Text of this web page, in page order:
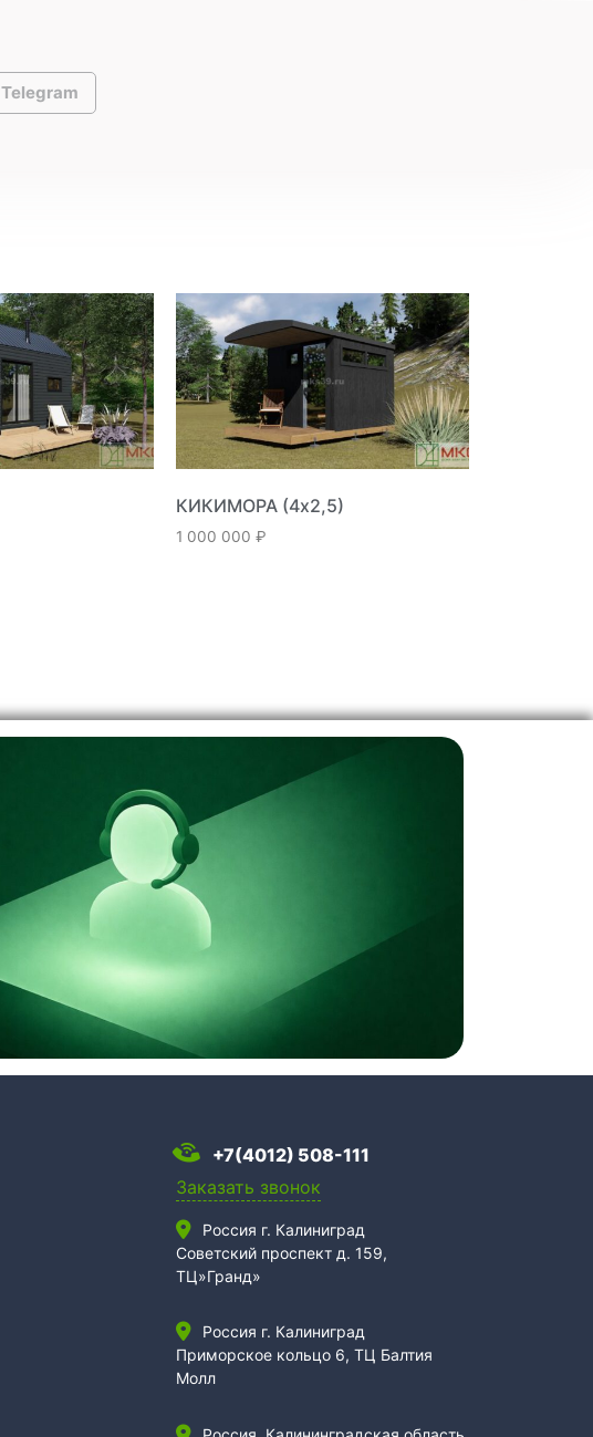
Telegram
КИКИМОРА (4х2,5)
1 000 000 ₽
+7(4012) 508-111
Заказать звонок
Россия г. Калиниград
Советский проспект д. 159,
ТЦ»Гранд»
Россия г. Калиниград
Приморское кольцо 6, ТЦ Балтия
Молл